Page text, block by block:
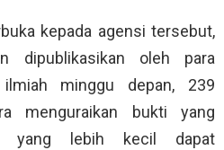
kepada agensi tersebut,
dipublikasikan oleh para
minggu depan, 239
menguraikan bukti yang
yang lebih kecil dapat